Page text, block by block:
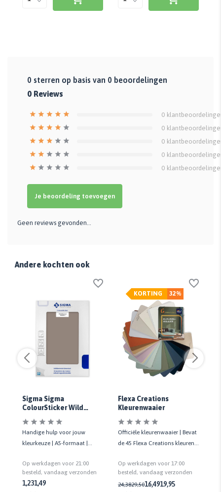
0 sterren op basis van 0 beoordelingen
0 Reviews
0
0
0
0
0
Je beoordeling toevoegen
Geen reviews gevonden...
Andere kochten ook
Sigma Sigma
ColourSticker Wild
Zelfklevende Kleurstaal
Handige hulp voor jouw
kleurkeuze | A5-formaat |
Op werkdagen voor 21:00
besteld, vandaag verzonden
1,231,49
32%
KORTING
Flexa Creations
Kleurenwaaier
Officiële kleurenwaaier | Bevat
de 45 Flexa Creations kleuren |
Op werkdagen voor 17:00
besteld, vandaag verzonden
24,3829,5016,4919,95